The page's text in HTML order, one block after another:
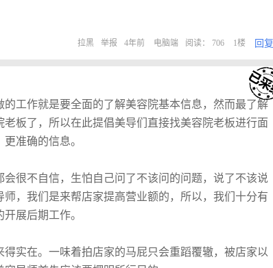
拉黑 举报 4年前 电脑端 阅读： 706 1楼 回复
工作就是要全面的了解美容院基本信息，然而最了解
板了，所以在此提倡美导们直接找美容院老板进行面
准确的信息。
很不自信，生怕自己问了不该问的问题，说了不该说
，我们是来帮店家提高营业额的，所以，我们十分有
展后期工作。
实在。一味着拍店家的马屁只会重蹈覆辙，被店家以